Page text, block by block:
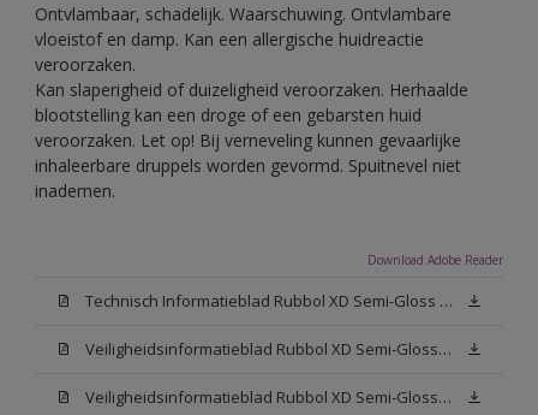
Ontvlambaar, schadelijk. Waarschuwing. Ontvlambare
vloeistof en damp. Kan een allergische huidreactie
veroorzaken.
Kan slaperigheid of duizeligheid veroorzaken. Herhaalde
blootstelling kan een droge of een gebarsten huid
veroorzaken. Let op! Bij verneveling kunnen gevaarlijke
inhaleerbare druppels worden gevormd. Spuitnevel niet
inademen.
Download Adobe Reader
Technisch Informatieblad Rubbol XD Semi-Gloss (PDF)
Veiligheidsinformatieblad Rubbol XD Semi-Gloss White W05 (MSDS)
Veiligheidsinformatieblad Rubbol XD Semi-Gloss N00 (MSDS)